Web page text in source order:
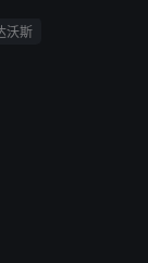
定繁荣的正向能
沃斯